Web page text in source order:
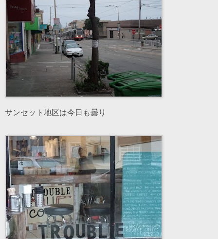
サンセット地区は今日も曇り